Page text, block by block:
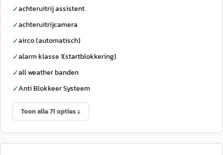
✓achteruitrij assistent
✓achteruitrijcamera
✓airco (automatisch)
✓alarm klasse 1(startblokkering)
✓all weather banden
✓Anti Blokkeer Systeem
Toon alle 71 opties ↓